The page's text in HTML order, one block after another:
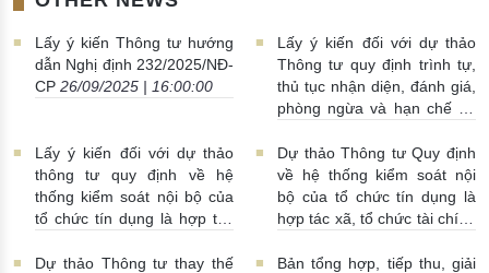
Lấy ý kiến Thông tư hướng
dẫn Nghị định 232/2025/NĐ-
CP 26/09/2025 | 16:00:00
Lấy ý kiến đối với dự thảo
Thông tư quy định trình tự,
thủ tục nhận diện, đánh giá,
phòng ngừa và hạn chế rủi
lĩnh vực tiền tệ, ngân hàng,
tài chính
25/09/2025 |
08:00:00
Lấy ý kiến đối với dự thảo
thông tư quy định về hệ
thống kiểm soát nội bộ của
tổ chức tín dụng là hợp tác
25/09/2025 | 08:00:00
Dự thảo Thông tư Quy định
về hệ thống kiểm soát nội
bộ của tổ chức tín dụng là
hợp tác xã, tổ chức tài chính
Dự thảo Thông tư thay thế
Bản tổng hợp, tiếp thu, giải